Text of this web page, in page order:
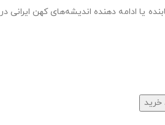
یا ادامه دهنده اندیشه‌های کهن ایرانی در
خرید